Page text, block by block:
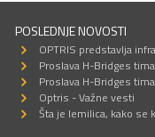
POSLEDNJE NOVOSTI
OPTRIS predstavlja
Proslava H-Bridges tima
Proslava H-Bridges tima
Optris - Važne vesti
Šta je lemilica, kako se